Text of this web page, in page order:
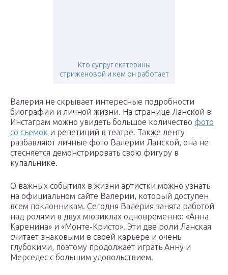
Кто супруг екатерины
стриженовой и кем он работает
Валерия не скрывает интересные подробности
биографии и личной жизни. На странице Ланской в
Инстаграм можно увидеть большое количество фото
со съемок и репетиций в театре. Также ленту
разбавляют личные фото Валерии Ланской, она не
стесняется демонстрировать свою фигуру в
купальнике.
О важных событиях в жизни артистки можно узнать
на официальном сайте Валерии, который доступен
всем поклонникам. Сегодня Валерия занята работой
над ролями в двух мюзиклах одновременно: «Анна
Каренина» и «Монте-Кристо». Эти две роли Ланская
считает знаковыми в своей карьере и очень
глубокими, поэтому продолжает играть Анну и
Мерседес с большим удовольствием.